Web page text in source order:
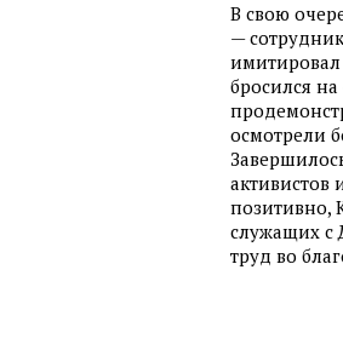
В свою
—
имитировал
бросился
осмотрели
позитивно,
служащих с
труд во